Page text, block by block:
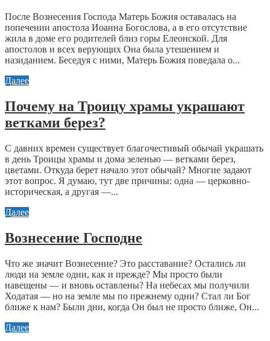
После Вознесения Господа Матерь Божия оставалась на
попечении апостола Иоанна Богослова, а в его отсутствие
жила в доме его родителей близ горы Елеонской. Для
апостолов и всех верующих Она была утешением и
назиданием. Беседуя с ними, Матерь Божия поведала о...
Далее
Почему на Троицу храмы украшают
ветками берез?
С давних времен существует благочестивый обычай украшать
в день Троицы храмы и дома зеленью — ветками берез,
цветами. Откуда берет начало этот обычай? Многие задают
этот вопрос. Я думаю, тут две причины: одна — церковно-
историческая, а другая —...
Далее
Вознесение Господне
Что же значит Вознесение? Это расставание? Остались ли
люди на земле одни, как и прежде? Мы просто были
навещены — и вновь оставлены? На небесах мы получили
Ходатая — но на земле мы по прежнему одни? Стал ли Бог
ближе к нам? Были дни, когда Он был не просто ближе, Он...
Далее